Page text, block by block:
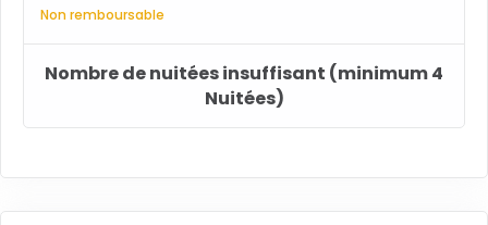
Non remboursable
Nombre de nuitées insuffisant (minimum 4
Nuitées)